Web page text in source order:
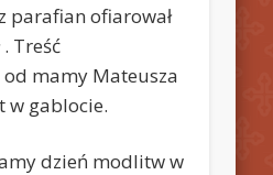
parafian ofiarował
Treść
mamy Mateusza
w gablocie.
dzień modlitw w